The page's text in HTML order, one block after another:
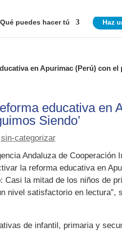
Qué puedes hacer tú Haz
en Apurimac (Perú) con el
educativa en
Siendo’
sin-categorizar
Andaluza de Cooperación
la reforma educativa en
la mitad de los niños de
nivel satisfactorio en lectura”,
de infantil, primaria y